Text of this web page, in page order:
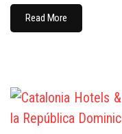
Read More